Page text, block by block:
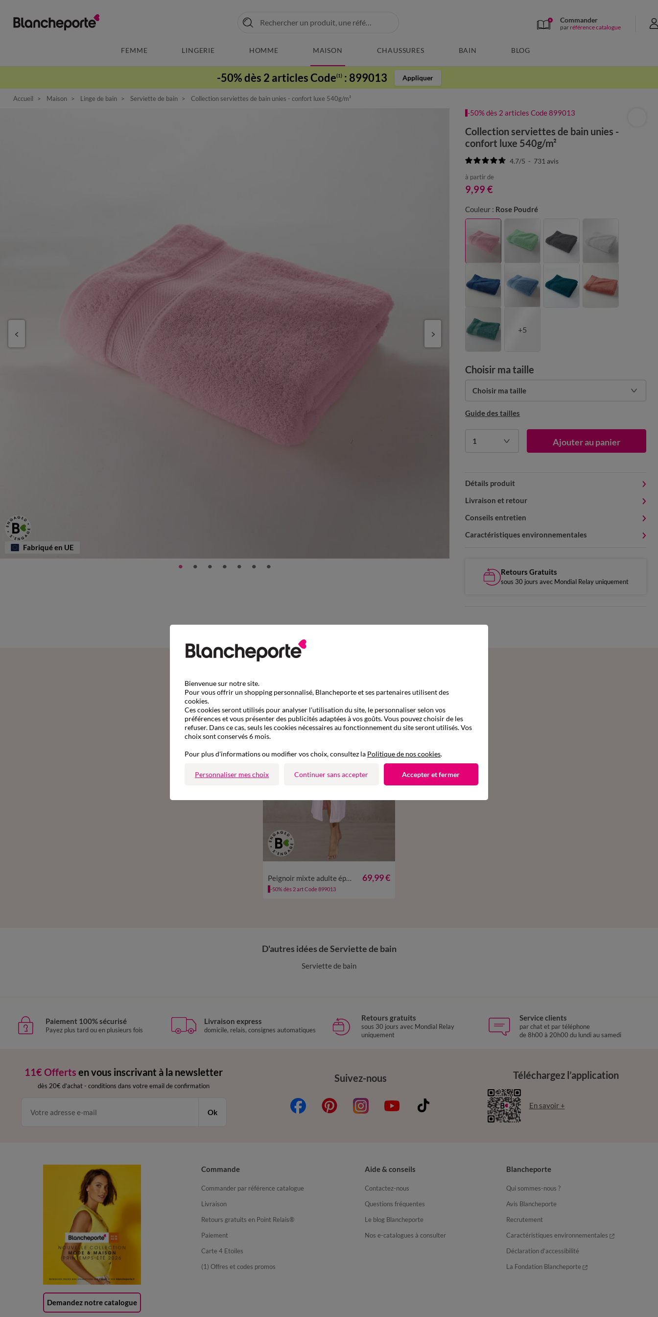
Commander
par référence catalogue
FEMME LINGERIE HOMME MAISON CHAUSSURES BAIN BLOG
-50% dès 2 articles Code(1) : 899013 Appliquer
Accueil Maison Linge de bain Serviette de bain Collection serviettes de bain unies - confort luxe 540g/m²
Fabriqué en UE
-50% dès 2 articles Code 899013
Collection serviettes de bain unies -
confort luxe 540g/m²
4.7/5 - 731avis
à partir de
9,99 €
Couleur : Rose Poudré
+5
Choisir ma taille
Choisir ma taille
Guide des tailles
1 Ajouter au panier
Détails produit
Livraison et retour
Conseils entretien
Caractéristiques environnementales
Retours Gratuits
sous 30 jours avec Mondial Relay uniquement
54/56
Peignoir mixte adulte éponge col châle - velours 450 g/m² 69,99 €
-50% dès 2 art Code 899013
D'autres idées de Serviette de bain
Serviette de bain
Paiement 100% sécurisé
Payez plus tard ou en plusieurs fois
Livraison express
domicile, relais, consignes automatiques
Retours gratuits
sous 30 jours avec Mondial Relay
uniquement
Service clients
par chat et par téléphone
de 8h00 à 20h00 du lundi au samedi
11€ Offerts en vous inscrivant à la newsletter
dès 20€ d’achat - conditions dans votre email de confirmation
Ok
Suivez-nous Téléchargez l’application
En savoir +
Demandez notre catalogue
Commande
Commander par référence catalogue
Livraison
Retours gratuits en Point Relais®
Paiement
Carte 4 Etoiles
(1) Offres et codes promos
Aide & conseils
Contactez-nous
Questions fréquentes
Le blog Blancheporte
Nos e-catalogues à consulter
Blancheporte
Qui sommes-nous ?
Avis Blancheporte
Recrutement
Caractéristiques environnementales
Déclaration d’accessibilité
La Fondation Blancheporte
Bienvenue sur notre site.
Pour vous offrir un shopping personnalisé, Blancheporte et ses partenaires utilisent des
cookies.
Ces cookies seront utilisés pour analyser l'utilisation du site, le personnaliser selon vos
préférences et vous présenter des publicités adaptées à vos goûts. Vous pouvez choisir de les
refuser. Dans ce cas, seuls les cookies nécessaires au fonctionnement du site seront utilisés. Vos
choix sont conservés 6 mois.
Pour plus d'informations ou modifier vos choix, consultez la Politique de nos cookies.
Personnaliser mes choix Continuer sans accepter Accepter et fermer